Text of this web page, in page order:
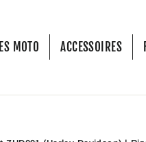
MOTO ACCESSOIRES